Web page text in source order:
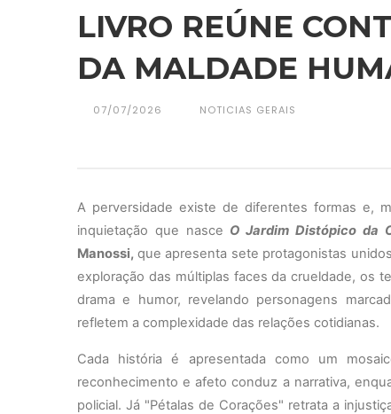
LIVRO REÚNE
DA MALDADE
07/07/2026 NOTICIAS GERAIS
A perversidade existe de diferentes formas e,
inquietação que nasce O Jardim Distópico da
Manossi, queapresenta sete protagonistas
exploração das múltiplas faces da crueldade, os
drama e humor, revelando personagens
refletem a complexidade das relações cotidianas.
Cada história é apresentada como um
reconhecimento e afeto conduz a narrativa,
policial. Já "Pétalas de Corações" retrata a